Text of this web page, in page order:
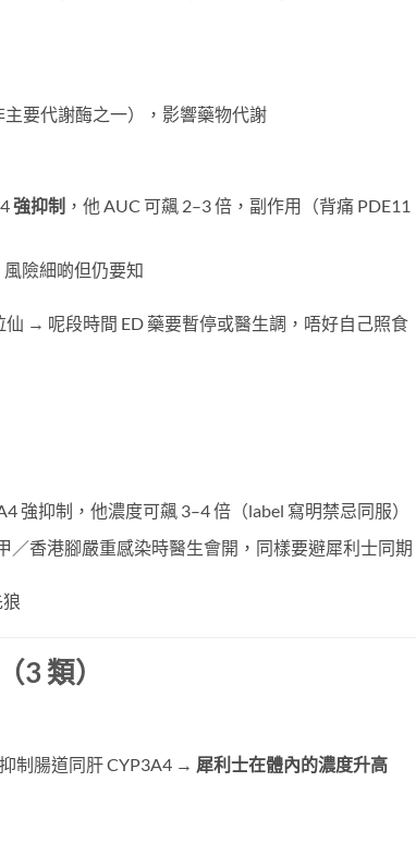
要代謝酶之一），影響藥物代謝
強抑制 ，他 AUC 可飆 2–3 倍，副作用（背痛 PDE11
險細啲但仍要知
→ 呢段時間 ED 藥要暫停或醫生調，唔好自己照食
強抑制，他濃度可飆 3–4 倍（label 寫明禁忌同服）
／香港腳嚴重感染時醫生會開，同樣要避犀利士同期
3 類）
制腸道同肝 CYP3A4 → 犀利士在體內的濃度升高